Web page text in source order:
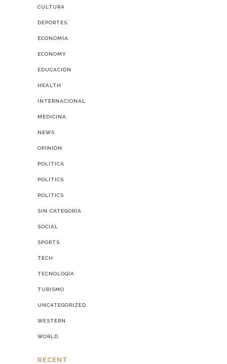
CULTURA
DEPORTES
ECONOMÍA
ECONOMY
EDUCACIÓN
HEALTH
INTERNACIONAL
MEDICINA
NEWS
OPINIÓN
POLÍTICA
POLITICS
POLITICS
SIN CATEGORÍA
SOCIAL
SPORTS
TECH
TECNOLOGÍA
TURISMO
UNCATEGORIZED
WESTERN
WORLD
RECENT